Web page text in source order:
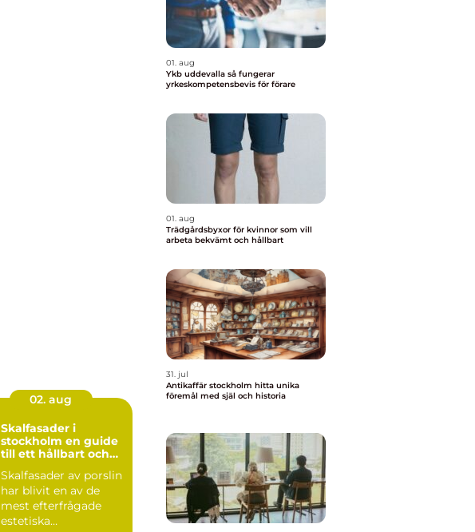
02. aug
Skalfasader i
stockholm en guide
till ett hållbart och
Skalfasader av porslin
har blivit en av de
mest efterfrågade
estetiska
01. aug
Ykb uddevalla så fungerar
yrkeskompetensbevis för förare
01. aug
Trädgårdsbyxor för kvinnor som vill
arbeta bekvämt och hållbart
31. jul
Antikaffär stockholm hitta unika
föremål med själ och historia